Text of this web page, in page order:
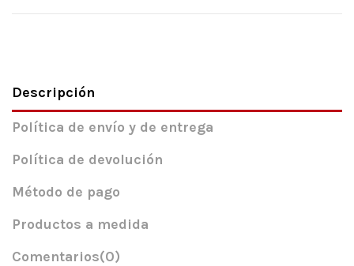
Descripción
Política de envío y de entrega
Política de devolución
Método de pago
Productos a medida
Comentarios(0)